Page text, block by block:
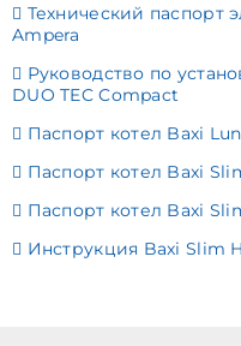
Технический паспорт
Ampera
Руководство по
DUO TEC Compact
Паспорт котел Baxi
Паспорт котел Baxi
Паспорт котел Baxi
Инструкция Baxi Slim